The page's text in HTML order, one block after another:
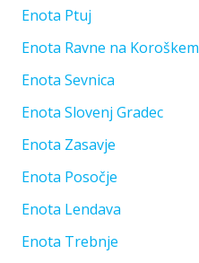
Enota Ptuj
Enota Ravne na Koroškem
Enota Sevnica
Enota Slovenj Gradec
Enota Zasavje
Enota Posočje
Enota Lendava
Enota Trebnje